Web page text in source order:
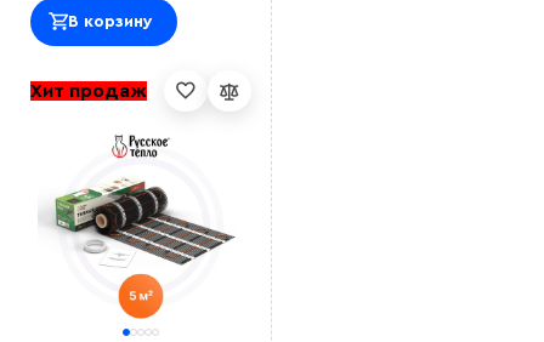
В корзину
Хит продаж